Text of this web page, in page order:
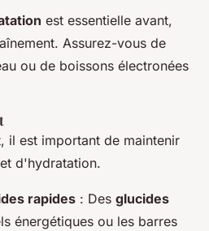
est essentielle avant,
Assurez-vous de
ou de boissons électronées
il est important de maintenir
d'hydratation.
rapides : Des glucides
énergétiques ou les barres